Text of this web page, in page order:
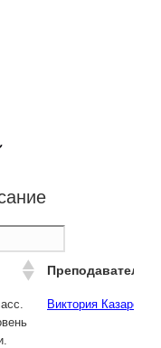
Преподаватель
Виктория Казарова